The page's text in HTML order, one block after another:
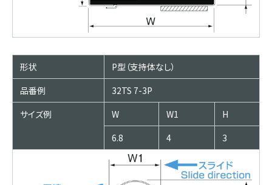
形状
P型（支持体なし）
品番例
32TS 7-3P
サイズ例
W W1
H
6.8
4 3